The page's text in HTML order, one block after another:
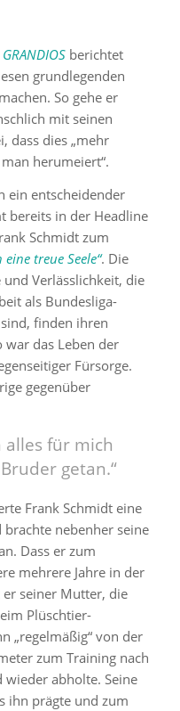
GRANDIOSberichtet
grundlegenden
So gehe er
mit seinen
dass dies „mehr
herumeiert“.
ein entscheidender
bereits in der Headline
Schmidt zum
treue Seele“. Die
Verlässlichkeit, die
als Bundesliga-
finden ihren
war das Leben der
Fürsorge.
gegenüber
alles für mich
getan.“
Frank Schmidt eine
nebenher seine
Dass er zum
mehrere Jahre in der
seiner Mutter, die
Plüschtier-
„regelmäßig“ von der
zum Training nach
abholte. Seine
ihn prägte und zum